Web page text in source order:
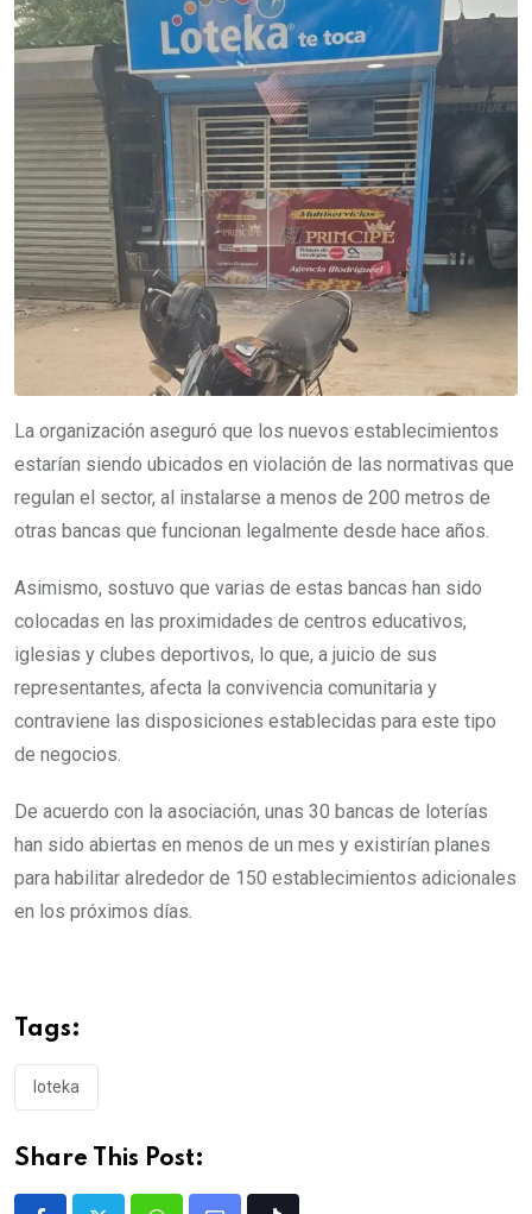
La organización aseguró que los nuevos establecimientos
estarían siendo ubicados en violación de las normativas que
regulan el sector, al instalarse a menos de 200 metros de
otras bancas que funcionan legalmente desde hace años.
Asimismo, sostuvo que varias de estas bancas han sido
colocadas en las proximidades de centros educativos,
iglesias y clubes deportivos, lo que, a juicio de sus
representantes, afecta la convivencia comunitaria y
contraviene las disposiciones establecidas para este tipo
de negocios.
De acuerdo con la asociación, unas 30 bancas de loterías
han sido abiertas en menos de un mes y existirían planes
para habilitar alrededor de 150 establecimientos adicionales
en los próximos días.
Tags:
loteka
Share This Post: